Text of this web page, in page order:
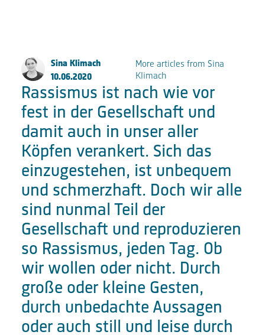
Große Elbstraße 277a
22767 Hamburg
Fon:+49 (0) 40 853 88 888
Email:info@fkpscorpio.com
facebookyoutubeinstagramlinkedin
Sina Klimach
10.06.2020
More articles from Sina
Klimach
Rassismus ist nach wie vor
fest in der Gesellschaft und
damit auch in unser aller
Köpfen verankert. Sich das
einzugestehen, ist unbequem
und schmerzhaft. Doch wir alle
sind nunmal Teil der
Gesellschaft und reproduzieren
so Rassismus, jeden Tag. Ob
wir wollen oder nicht. Durch
große oder kleine Gesten,
durch unbedachte Aussagen
oder auch still und leise durch